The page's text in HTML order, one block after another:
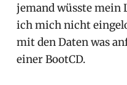
jemand wüsste mein
ich mich nicht
mit den Daten was
einer BootCD.